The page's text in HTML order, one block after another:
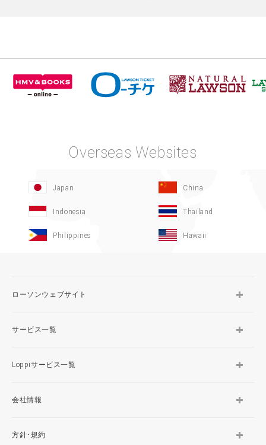
Overseas Websites
Japan China
Indonesia Thailand
Philippines Hawaii
ローソンウェブサイト
サービス一覧
Loppiサービス一覧
会社情報
方針･規約